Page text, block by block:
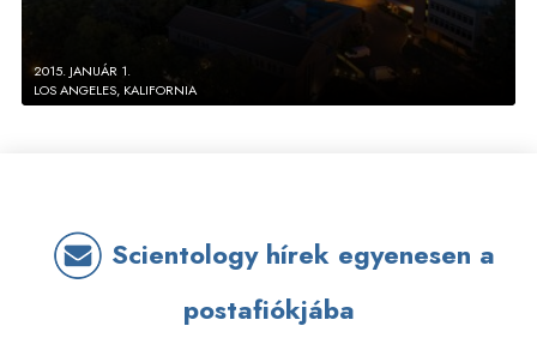
2015. JANUÁR 1.
LOS ANGELES, KALIFORNIA
Scientology hírek egyenesen a
postafiókjába